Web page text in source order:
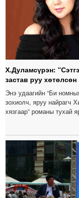
Х.Дуламсүрэн:
застав руу хөтөлсөн
Энэ удаагийн “Би
зохиолч, яруу найрагч
хязгаар” романы тухай